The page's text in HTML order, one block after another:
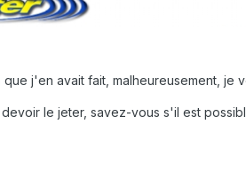
j'en avait fait, malheureusement, je
devoir le jeter, savez-vous s'il est